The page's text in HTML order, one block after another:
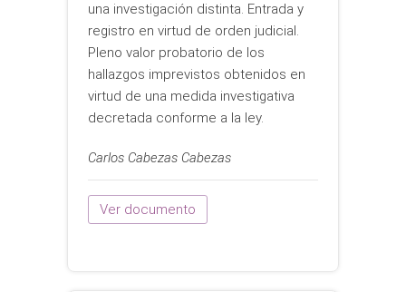
una investigación distinta. Entrada y
registro en virtud de orden judicial.
Pleno valor probatorio de los
hallazgos imprevistos obtenidos en
virtud de una medida investigativa
decretada conforme a la ley.
Carlos Cabezas Cabezas
Ver documento